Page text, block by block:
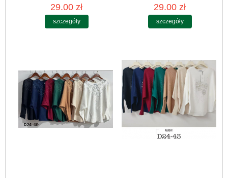
29.00 zł
szczegóły
29.00 zł
szczegóły